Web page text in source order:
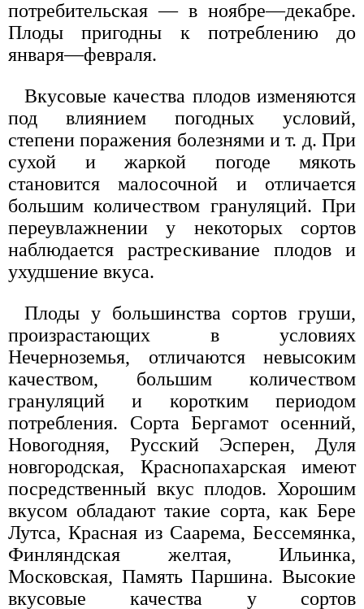
потребительская — в ноябре—декабре.
Плоды пригодны к потреблению до
января—февраля.
Вкусовые качества плодов изменяются
под влиянием погодных условий,
степени поражения болезнями и т. д. При
сухой и жаркой погоде мякоть
становится малосочной и отличается
большим количеством грануляций. При
переувлажнении у некоторых сортов
наблюдается растрескивание плодов и
ухудшение вкуса.
Плоды у большинства сортов груши,
произрастающих в условиях
Нечерноземья, отличаются невысоким
качеством, большим количеством
грануляций и коротким периодом
потребления. Сорта Бергамот осенний,
Новогодняя, Русский Эсперен, Дуля
новгородская, Краснопахарская имеют
посредственный вкус плодов. Хорошим
вкусом обладают такие сорта, как Бере
Лутса, Красная из Саарема, Бессемянка,
Финляндская желтая, Ильинка,
Московская, Память Паршина. Высокие
вкусовые качества у сортов